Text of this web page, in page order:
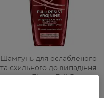
Шампунь для ослабленого
та схильного до випадіння
волосся Elseve Full Resist